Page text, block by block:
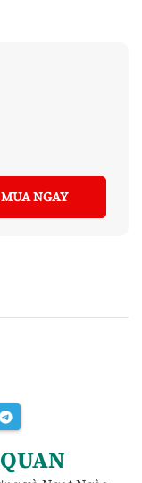
MUA NGAY